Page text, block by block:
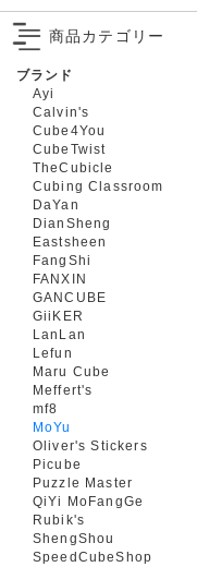
商品カテゴリー
ブランド
Ayi
Calvin's
Cube4You
CubeTwist
TheCubicle
Cubing Classroom
DaYan
DianSheng
Eastsheen
FangShi
FANXIN
GANCUBE
GiiKER
LanLan
Lefun
Maru Cube
Meffert's
mf8
MoYu
Oliver's Stickers
Picube
Puzzle Master
QiYi MoFangGe
Rubik's
ShengShou
SpeedCubeShop